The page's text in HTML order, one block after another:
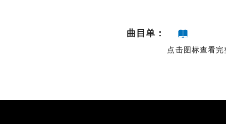
曲目单：
点击图标查看